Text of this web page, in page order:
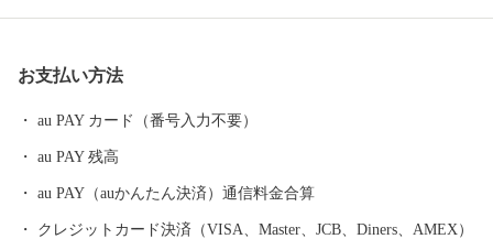
お支払い方法
au PAY カード（番号入力不要）
au PAY 残高
au PAY（auかんたん決済）通信料金合算
クレジットカード決済（VISA、Master、JCB、Diners、AMEX）